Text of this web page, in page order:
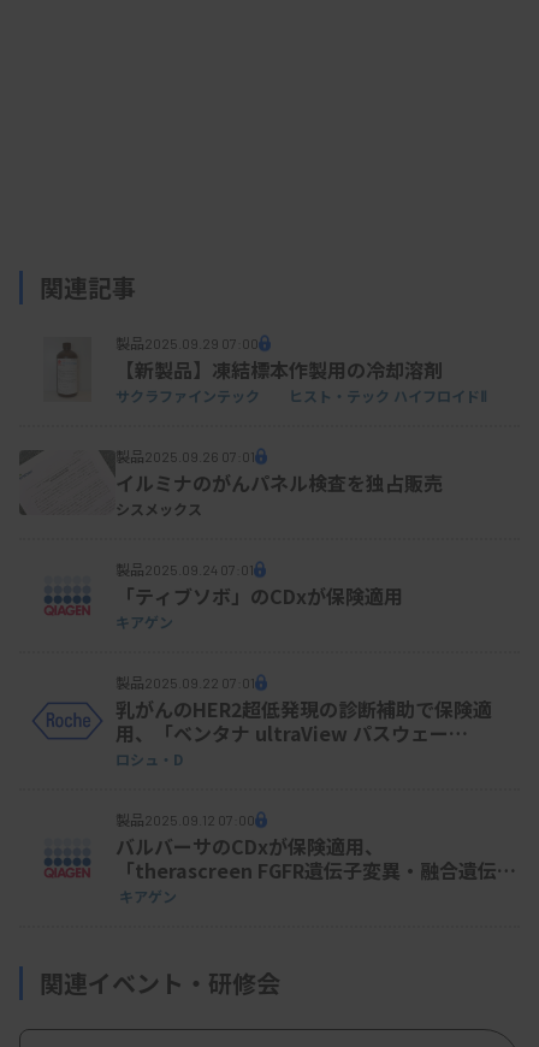
関連記事
製品2025.09.29 07:00
【新製品】凍結標本作製用の冷却溶剤
サクラファインテック ヒスト・テック ハイフロイドⅡ
製品2025.09.26 07:01
イルミナのがんパネル検査を独占販売
シスメックス
製品2025.09.24 07:01
「ティブソボ」のCDxが保険適用
キアゲン
製品2025.09.22 07:01
乳がんのHER2超低発現の診断補助で保険適
用、「ベンタナ ultraView パスウェー
HER2（4B5）」
ロシュ・D
製品2025.09.12 07:00
バルバーサのCDxが保険適用、
「therascreen FGFR遺伝子変異・融合遺伝子
検出キットRGQ キアゲン」
キアゲン
関連イベント・研修会